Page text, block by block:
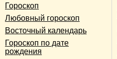
Гороскоп
Любовный гороскоп
Восточный календарь
Гороскоп по дате
рождения